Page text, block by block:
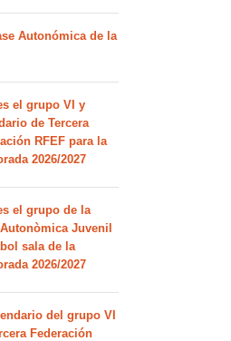
Autonómica de la
el grupo VI y
de Tercera
RFEF para la
2026/2027
el grupo de la
Juvenil
sala de la
2026/2027
del grupo VI
Federación